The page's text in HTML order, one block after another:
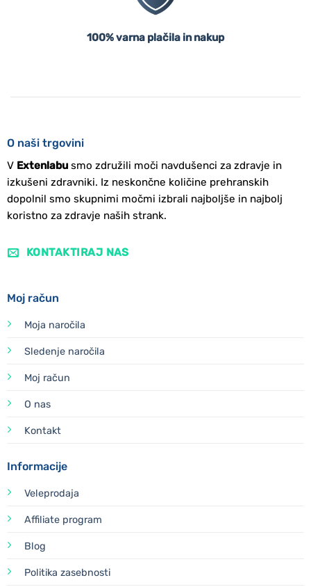
100% varna plačila in nakup
O naši trgovini
V Extenlabusmo združili moči navdušenci za zdravje in
izkušeni zdravniki. Iz neskončne količine prehranskih
dopolnil smo skupnimi močmi izbrali najboljše in najbolj
koristno za zdravje naših strank.
KONTAKTIRAJ NAS
Moj račun
Moja naročila
Sledenje naročila
Moj račun
O nas
Kontakt
Informacije
Veleprodaja
Affiliate program
Blog
Politika zasebnosti